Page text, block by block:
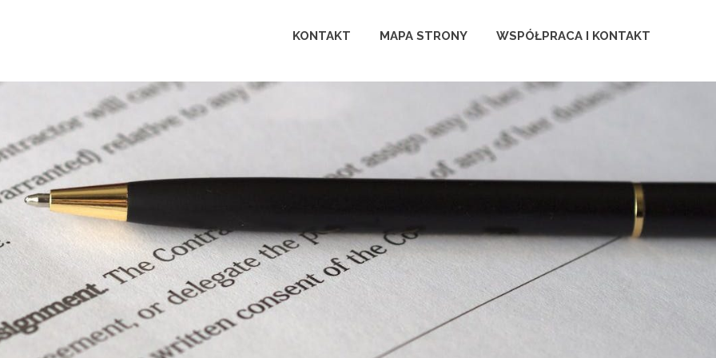
perfecta
KONTAKT MAPA STRONY WSPÓŁPRACA I KONTAKT